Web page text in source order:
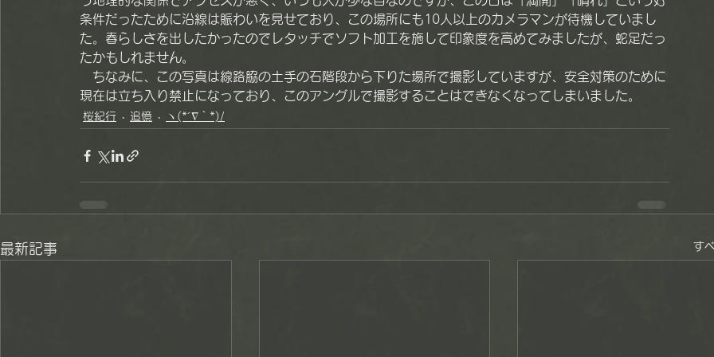
条件だったために沿線は賑わいを見せており、この場所にも10人以上のカメラマンが待機していまし
た。春らしさを出したかったのでレタッチでソフト加工を施して印象度を高めてみましたが、蛇足だっ
たかもしれません。
ちなみに、この写真は線路脇の土手の石階段から下りた場所で撮影していますが、安全対策のために
現在は立ち入り禁止になっており、このアングルで撮影することはできなくなってしまいました。
桜紀行 追憶 ヽ(*´∇｀*)/
最新記事 す